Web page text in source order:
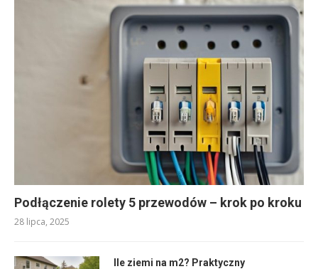
Podłączenie rolety 5 przewodów – krok po kroku
28 lipca, 2025
Ile ziemi na m2? Praktyczny